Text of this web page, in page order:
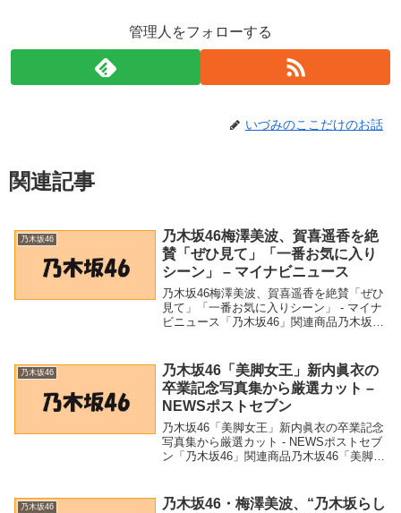
管理人をフォローする
いづみのここだけのお話
関連記事
乃木坂46
乃木坂46梅澤美波、賀喜遥香を絶
賛「ぜひ見て」「一番お気に入り
シーン」 – マイナビニュース
乃木坂46梅澤美波、賀喜遥香を絶賛「ぜひ
見て」「一番お気に入りシーン」 - マイナ
ビニュース「乃木坂46」関連商品乃木坂46
ース 乃木坂46梅澤美波、賀喜遥香を絶...
乃木坂46
乃木坂46「美脚女王」新内眞衣の
卒業記念写真集から厳選カット –
NEWSポストセブン
乃木坂46「美脚女王」新内眞衣の卒業記念
写真集から厳選カット - NEWSポストセブ
ン「乃木坂46」関連商品乃木坂46「美脚女
脚女王」新内眞衣の卒業記念写真...
乃木坂46
乃木坂46・梅澤美波、“乃木坂らし